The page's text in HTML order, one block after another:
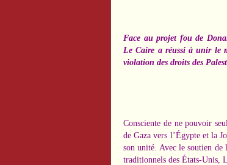
Face au projet fou de
Le Caire a réussi à unir le
violation des droits des
Consciente de ne pouvoir
de Gaza vers l’Égypte et la
son unité. Avec le soutien de
traditionnels des États-Unis,